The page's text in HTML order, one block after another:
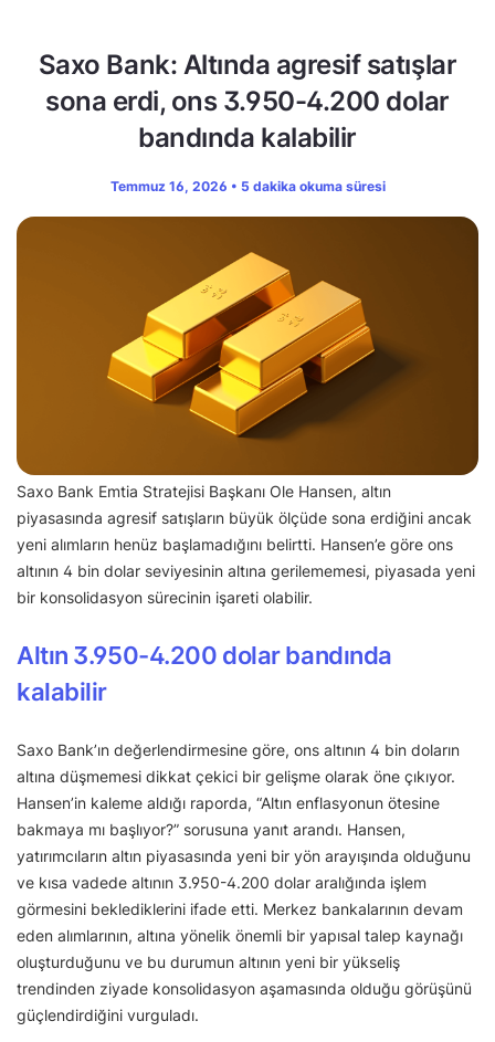
Saxo Bank: Altında agresif satışlar
sona erdi, ons 3.950-4.200 dolar
bandında kalabilir
Temmuz 16, 2026 • 5 dakika okuma süresi
Saxo Bank Emtia Stratejisi Başkanı Ole Hansen, altın
piyasasında agresif satışların büyük ölçüde sona erdiğini ancak
yeni alımların henüz başlamadığını belirtti. Hansen’e göre ons
altının 4 bin dolar seviyesinin altına gerilememesi, piyasada yeni
bir konsolidasyon sürecinin işareti olabilir.
Altın 3.950-4.200 dolar bandında
kalabilir
Saxo Bank’ın değerlendirmesine göre, ons altının 4 bin doların
altına düşmemesi dikkat çekici bir gelişme olarak öne çıkıyor.
Hansen’in kaleme aldığı raporda, “Altın enflasyonun ötesine
bakmaya mı başlıyor?” sorusuna yanıt arandı. Hansen,
yatırımcıların altın piyasasında yeni bir yön arayışında olduğunu
ve kısa vadede altının 3.950-4.200 dolar aralığında işlem
görmesini beklediklerini ifade etti. Merkez bankalarının devam
eden alımlarının, altına yönelik önemli bir yapısal talep kaynağı
oluşturduğunu ve bu durumun altının yeni bir yükseliş
trendinden ziyade konsolidasyon aşamasında olduğu görüşünü
güçlendirdiğini vurguladı.